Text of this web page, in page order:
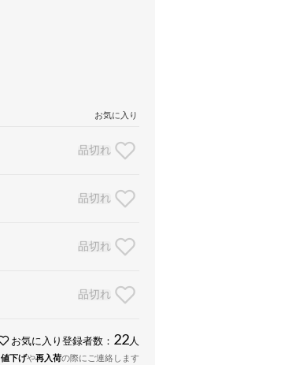
お気に入り
品切れ
品切れ
品切れ
品切れ
お気に入り登録者数： 22 人
値下げや再入荷の際にご連絡します